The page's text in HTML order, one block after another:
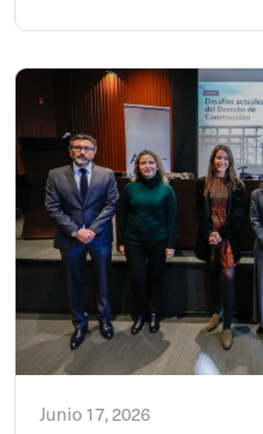
Junio 17, 2026